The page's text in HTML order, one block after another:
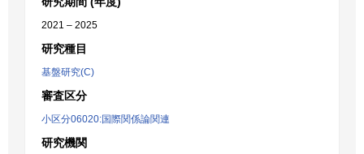
2021 – 2025
研究種目
基盤研究(C)
審査区分
小区分06020:国際関係論関連
研究機関